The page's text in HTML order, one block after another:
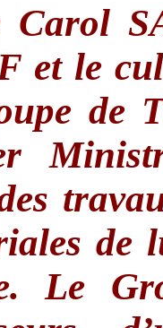
Carol
et le
de
de
Le